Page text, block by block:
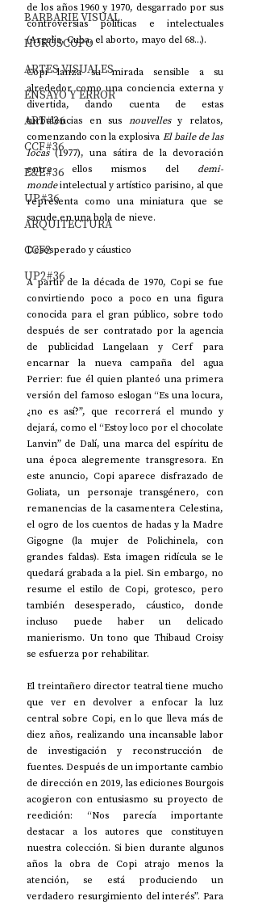
BARBARIE VISUAL
HORÓSCOPO
ARTES VISUALES
ENSAYO Y ERROR
ART#36
CCF#36
E&E#36
UP#36
ARQUITECTURA
CCF2
UP2#36
de los años 1960 y 1970, desgarrado por sus
controversias políticas e intelectuales
(Argelia, Cuba, el aborto, mayo del 68...).
Copi lanza su mirada sensible a su
alrededor como una conciencia externa y
divertida, dando cuenta de estas
turbulencias en sus nouvelles y relatos,
comenzando con la explosiva El baile de las
locas (1977), una sátira de la devoración
entre ellos mismos del demi-
monde intelectual y artístico parisino, al que
representa como una miniatura que se
sacude en una bola de nieve.
Desesperado y cáustico
A partir de la década de 1970, Copi se fue
convirtiendo poco a poco en una figura
conocida para el gran público, sobre todo
después de ser contratado por la agencia
de publicidad Langelaan y Cerf para
encarnar la nueva campaña del agua
Perrier: fue él quien planteó una primera
versión del famoso eslogan “Es una locura,
¿no es así?”, que recorrerá el mundo y
dejará, como el “Estoy loco por el chocolate
Lanvin” de Dalí, una marca del espíritu de
una época alegremente transgresora. En
este anuncio, Copi aparece disfrazado de
Goliata, un personaje transgénero, con
remanencias de la casamentera Celestina,
el ogro de los cuentos de hadas y la Madre
Gigogne (la mujer de Polichinela, con
grandes faldas). Esta imagen ridícula se le
quedará grabada a la piel. Sin embargo, no
resume el estilo de Copi, grotesco, pero
también desesperado, cáustico, donde
incluso puede haber un delicado
manierismo. Un tono que Thibaud Croisy
se esfuerza por rehabilitar.
El treintañero director teatral tiene mucho
que ver en devolver a enfocar la luz
central sobre Copi, en lo que lleva más de
diez años, realizando una incansable labor
de investigación y reconstrucción de
fuentes. Después de un importante cambio
de dirección en 2019, las ediciones Bourgois
acogieron con entusiasmo su proyecto de
reedición: “Nos parecía importante
destacar a los autores que constituyen
nuestra colección. Si bien durante algunos
años la obra de Copi atrajo menos la
atención, se está produciendo un
verdadero resurgimiento del interés”. Para